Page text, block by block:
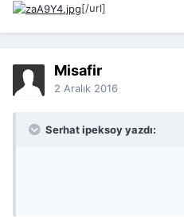
[/url]
Misafir
2 Aralık 2016
Serhat ipeksoy yazdı: